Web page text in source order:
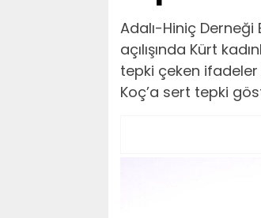
Adalı-Hiniç Derneği
açılışında Kürt
tepki çeken ifadeler
Koç’a sert tepki